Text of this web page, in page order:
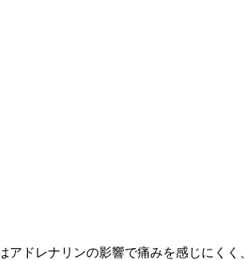
ドレナリンの影響で痛みを感じにくく